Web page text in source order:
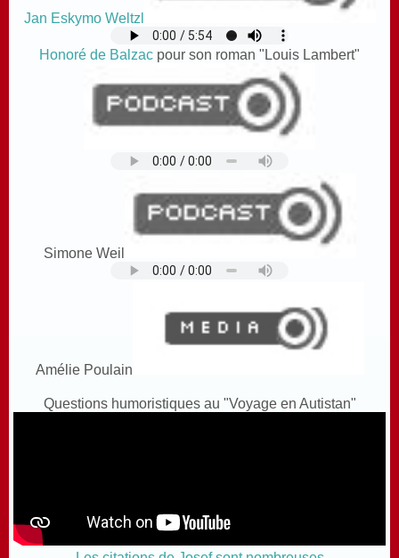
Jan Eskymo Weltzl
Honoré de Balzac pour son roman "Louis Lambert"
Simone Weil
Amélie Poulain
Questions humoristiques au "Voyage en Autistan"